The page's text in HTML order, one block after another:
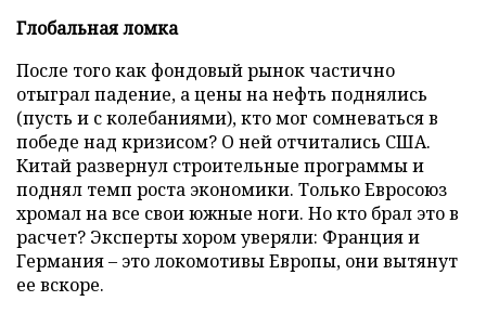
Глобальная ломка
После того как фондовый рынок частично
отыграл падение, а цены на нефть поднялись
(пусть и с колебаниями), кто мог сомневаться в
победе над кризисом? О ней отчитались США.
Китай развернул строительные программы и
поднял темп роста экономики. Только Евросоюз
хромал на все свои южные ноги. Но кто брал это в
расчет? Эксперты хором уверяли: Франция и
Германия – это локомотивы Европы, они вытянут
ее вскоре.